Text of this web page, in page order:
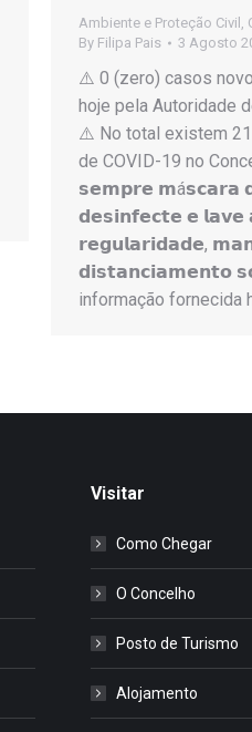
Ambiente e Proteção Civil
By Filipa Pais 3 Agosto
⚠️ 0 (zero) casos
hoje pela Autoridade
⚠️ No total existem
de COVID-19 no
𝘀𝗲𝗺𝗽𝗿𝗲 𝗺á𝘀𝗰𝗮𝗿𝗮
𝗱𝗲𝘀𝗶𝗻𝗳𝗲𝗰𝘁𝗲 𝗲
𝗿𝗲𝗴𝘂𝗹𝗮𝗿𝗶𝗱𝗮𝗱𝗲,
𝗱𝗶𝘀𝘁𝗮𝗻𝗰𝗶𝗮𝗺𝗲𝗻𝘁𝗼
informação fornecida
Visitar
Como Chegar
O Concelho
Posto de Turismo
Alojamento